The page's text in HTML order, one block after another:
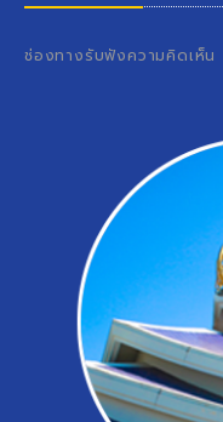
ช่องทางรับฟังความคิดเห็น